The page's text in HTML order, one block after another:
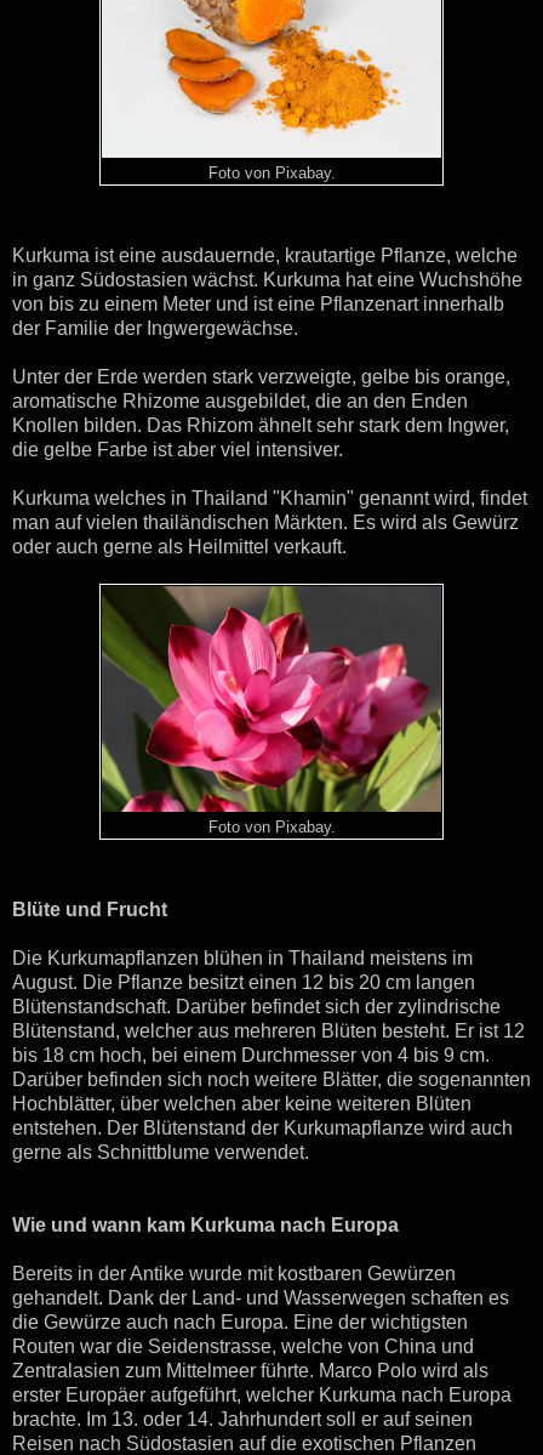
Foto von Pixabay.
Kurkuma ist eine ausdauernde, krautartige Pflanze, welche
in ganz Südostasien wächst. Kurkuma hat eine Wuchshöhe
von bis zu einem Meter und ist eine Pflanzenart innerhalb
der Familie der Ingwergewächse.
Unter der Erde werden stark verzweigte, gelbe bis orange,
aromatische Rhizome ausgebildet, die an den Enden
Knollen bilden. Das Rhizom ähnelt sehr stark dem Ingwer,
die gelbe Farbe ist aber viel intensiver.
Kurkuma welches in Thailand "Khamin" genannt wird, findet
man auf vielen thailändischen Märkten. Es wird als Gewürz
oder auch gerne als Heilmittel verkauft.
Foto von Pixabay.
Blüte und Frucht
Die Kurkumapflanzen blühen in Thailand meistens im
August. Die Pflanze besitzt einen 12 bis 20 cm langen
Blütenstandschaft. Darüber befindet sich der zylindrische
Blütenstand, welcher aus mehreren Blüten besteht. Er ist 12
bis 18 cm hoch, bei einem Durchmesser von 4 bis 9 cm.
Darüber befinden sich noch weitere Blätter, die sogenannten
Hochblätter, über welchen aber keine weiteren Blüten
entstehen. Der Blütenstand der Kurkumapflanze wird auch
gerne als Schnittblume verwendet.
Wie und wann kam Kurkuma nach Europa
Bereits in der Antike wurde mit kostbaren Gewürzen
gehandelt. Dank der Land- und Wasserwegen schaften es
die Gewürze auch nach Europa. Eine der wichtigsten
Routen war die Seidenstrasse, welche von China und
Zentralasien zum Mittelmeer führte. Marco Polo wird als
erster Europäer aufgeführt, welcher Kurkuma nach Europa
brachte. Im 13. oder 14. Jahrhundert soll er auf seinen
Reisen nach Südostasien auf die exotischen Pflanzen